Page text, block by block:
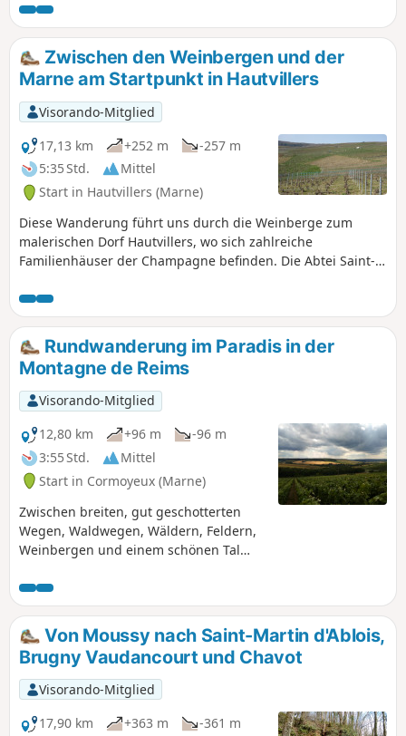
zwischen dem 17. Juli und dem 3.
August 1918 im Bois de Courton
gefallen sind. Die Wanderung führt
durch viele Wälder, Weinberge und
Weiden. Sie weist nur geringe
Höhenunterschiede auf und ist nicht
schwierig, außer bei nassem Wetter,
wenn es matschig sein kann. Sie
werden hier sehr viel Ruhe finden. An
Jagdtagen sollten Sie diese Wanderung
jedoch unbedingt vermeiden.
Zwischen den Weinbergen und der
Marne am Startpunkt in Hautvillers
Visorando-Mitglied
17,13 km
+252 m
-257 m
5:35 Std.
Mittel
Start in Hautvillers (Marne)
Diese Wanderung führt uns durch die Weinberge zum
malerischen Dorf Hautvillers, wo sich zahlreiche
Familienhäuser der Champagne befinden. Die Abtei Saint-
Pérignon, dem die Erfindung der Champagner-
Herstellungsmethode zugeschrieben wird. Der Parc Pierre
Cheval, der sich an einen Hang schmiegt, bietet einen
herrlichen Blick auf das Dorf Hautvillers.
Rundwanderung im Paradis in der
Montagne de Reims
Visorando-Mitglied
12,80 km
+96 m
-96 m
3:55 Std.
Mittel
Start in Cormoyeux (Marne)
Zwischen breiten, gut geschotterten
Wegen, Waldwegen, Wäldern, Feldern,
Weinbergen und einem schönen Tal
und umfassendes Panorama für einen
schönen Spaziergang in der Montagne
de Reims.
Von Moussy nach Saint-Martin d'Ablois,
Brugny Vaudancourt und Chavot
Visorando-Mitglied
17,90 km
+363 m
-361 m